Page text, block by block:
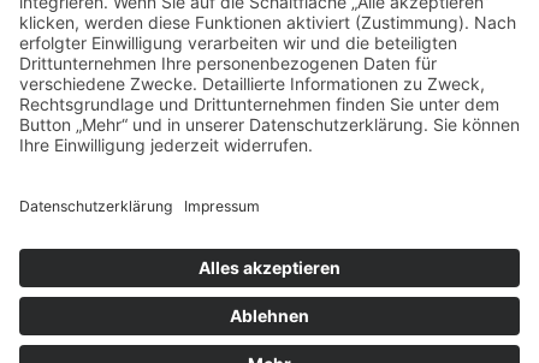
verkauf
Mo. – Fr.: ab 16:00 Uhr
Sa., So. und an Feiertagen geschlossen